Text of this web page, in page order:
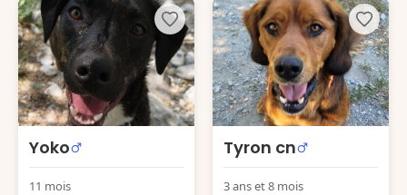
Yoko
11 mois
Tyron cn
3 ans et 8 mois